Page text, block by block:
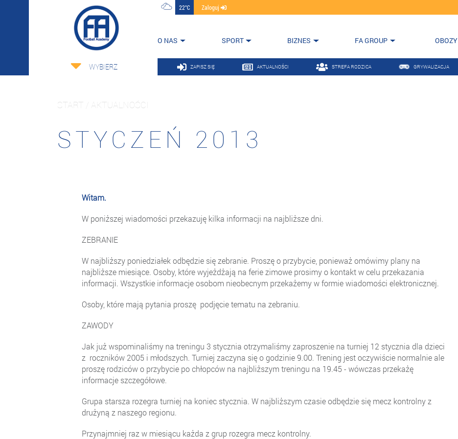
22°C Zaloguj
O NAS SPORT BIZNES FA GROUP OBOZY
WYBIERZ ZAPISZ SIĘ AKTUALNOŚCI STREFA RODZICA GRYWALIZACJA
START / AKTUALNOŚCI
STYCZEŃ 2013
Witam.
W poniższej wiadomości przekazuję kilka informacji na najbliższe dni.
ZEBRANIE
W najbliższy poniedziałek odbędzie się zebranie. Proszę o przybycie, ponieważ omówimy plany na
najbliższe miesiące. Osoby, które wyjeżdżają na ferie zimowe prosimy o kontakt w celu przekazania
informacji. Wszystkie informacje osobom nieobecnym przekażemy w formie wiadomości elektronicznej.
Osoby, które mają pytania proszę podjęcie tematu na zebraniu.
ZAWODY
Jak już wspominaliśmy na treningu 3 stycznia otrzymaliśmy zaproszenie na turniej 12 stycznia dla dzieci
z roczników 2005 i młodszych. Turniej zaczyna się o godzinie 9.00. Trening jest oczywiście normalnie ale
proszę rodziców o przybycie po chłopców na najbliższym treningu na 19.45 - wówczas przekażę
informacje szczegółowe.
Grupa starsza rozegra turniej na koniec stycznia. W najbliższym czasie odbędzie się mecz kontrolny z
drużyną z naszego regionu.
Przynajmniej raz w miesiącu każda z grup rozegra mecz kontrolny.